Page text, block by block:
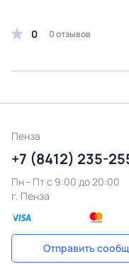
0 0 отзывов
Пенза
+7 (8412) 235-
Пн - Пт c 9:00 до 20:00
г. Пенза
Отправить